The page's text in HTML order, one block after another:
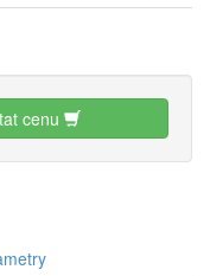
cenu